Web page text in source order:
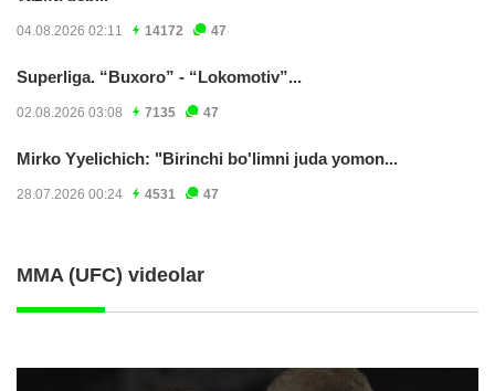
04.08.2026 02:11 14172 47
Superliga. “Buxoro” - “Lokomotiv”...
02.08.2026 03:08 7135 47
Mirko Yyelichich: "Birinchi bo'limni juda yomon...
28.07.2026 00:24 4531 47
MMA (UFC) videolar